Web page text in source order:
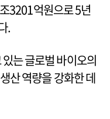
3201억원으로 5년
.
는 글로벌 바이오의
산 역량을 강화한 데